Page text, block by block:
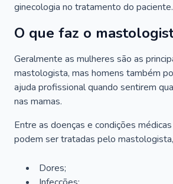
ginecologia no tratamento do paciente.
O que faz o
Geralmente as mulheres são as
mastologista, mas homens também
ajuda profissional quando sentirem
nas mamas.
Entre as doenças e condições
podem ser tratadas pelo
Dores;